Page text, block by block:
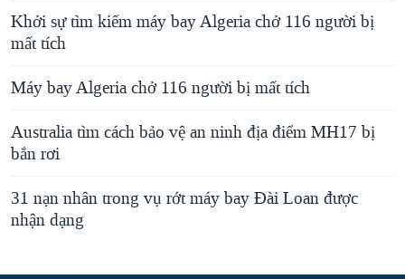
Khởi sự tìm kiếm máy bay Algeria chở 116 người bị
mất tích
Máy bay Algeria chở 116 người bị mất tích
Australia tìm cách bảo vệ an ninh địa điểm MH17 bị
bắn rơi
31 nạn nhân trong vụ rớt máy bay Ðài Loan được
nhận dạng